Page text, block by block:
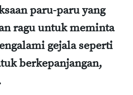
paru-paru yang
ragu untuk meminta
gejala seperti
berkepanjangan,